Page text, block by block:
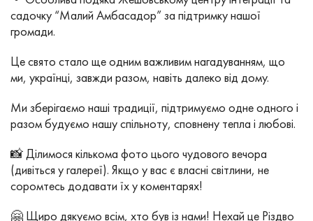
садочку “Малий Амбасадор” за підтримку нашої
громади.
Це свято стало ще одним важливим нагадуванням, що
ми, українці, завжди разом, навіть далеко від дому.
Ми зберігаємо наші традиції, підтримуємо одне одного і
разом будуємо нашу спільноту, сповнену тепла і любові.
📸 Ділимося кількома фото цього чудового вечора
(дивіться у галереї). Якщо у вас є власні світлини, не
соромтесь додавати їх у коментарях!
🤗 Щиро дякуємо всім, хто був із нами! Нехай це Різдво